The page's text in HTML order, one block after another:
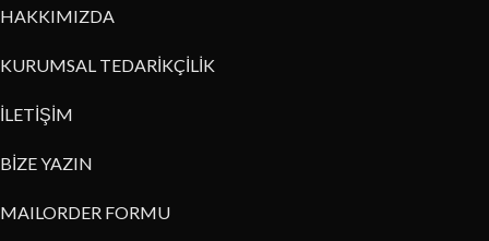
HAKKIMIZDA
KURUMSAL TEDARİKÇİLİK
İLETİŞİM
BİZE YAZIN
MAILORDER FORMU